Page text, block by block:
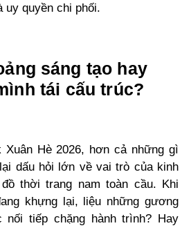
uy quyền chi phối.
sáng tạo hay
tái cấu trúc?
Xuân Hè 2026, hơn cả những gì
dấu hỏi lớn về vai trò của kinh
thời trang nam toàn cầu. Khi
khựng lại, liệu những gương
tiếp chặng hành trình? Hay